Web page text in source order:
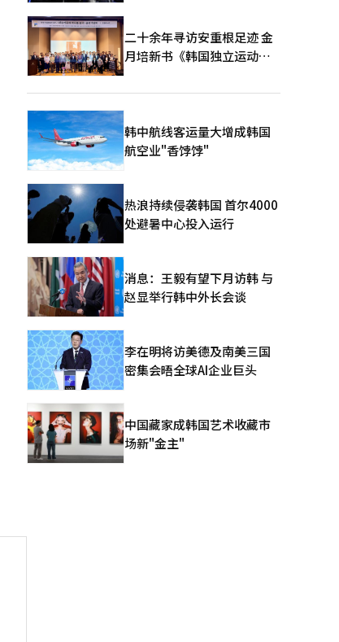
二十余年寻访安重根足迹 金
月培新书《韩国独立运动圣
版
韩中航线客运量大增成韩国
航空业"香饽饽"
热浪持续侵袭韩国 首尔4000
处避暑中心投入运行
消息：王毅有望下月访韩 与
赵显举行韩中外长会谈
李在明将访美德及南美三国
密集会晤全球AI企业巨头
中国藏家成韩国艺术收藏市
场新"金主"